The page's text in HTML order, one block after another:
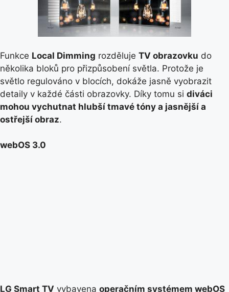
Funkce Local Dimming rozděluje TV obrazovku do
několika bloků pro přizpůsobení světla. Protože je
světlo regulováno v blocích, dokáže jasně vyobrazit
detaily v každé části obrazovky. Díky tomu si diváci
mohou vychutnat hlubší tmavé tóny a jasnější a
ostřejší obraz.
webOS 3.0
LG Smart TV vybavena operačním systémem webOS